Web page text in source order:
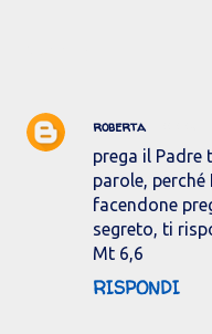
roberta
prega il Padre
parole,
facendone
segreto, ti
Mt 6,6
RISPONDI